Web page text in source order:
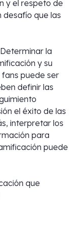
y el respeto de
desafío que las
Determinar la
y su
puede ser
definir las
el éxito de las
interpretar los
para
puede
que